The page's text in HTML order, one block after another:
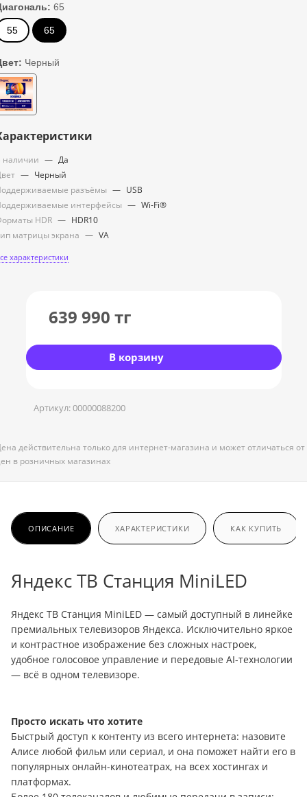
65
55 65
Черный
наличии — Да
— Черный
разъёмы — USB
интерфейсы — Wi-Fi®
HDR — HDR10
матрицы экрана — VA
характеристики
639 990 тг
В корзину
Артикул:00000088200
действительна только для интернет-магазина и может отличаться от
в розничных магазинах
ОПИСАНИЕ ХАРАКТЕРИСТИКИ КАК КУПИТЬ
Яндекс ТВ Станция MiniLED
Яндекс ТВ Станция MiniLED — самый доступный в линейке
премиальных телевизоров Яндекса. Исключительно яркое
и контрастное изображение без сложных настроек,
удобное голосовое управление и передовые AI-технологии
— всё в одном телевизоре.
Просто искать что хотите
Быстрый доступ к контенту из всего интернета: назовите
Алисе любой фильм или сериал, и она поможет найти его в
популярных онлайн-кинотеатрах, на всех хостингах и
платформах.